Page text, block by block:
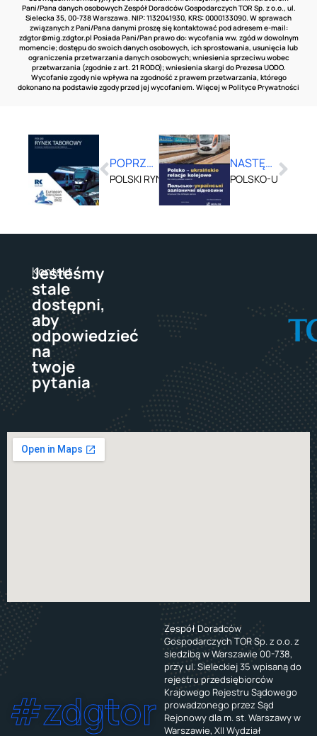
Pani/Pana danych osobowych Zespół Doradców Gospodarczych TOR Sp. z o.o., ul.
Sielecka 35, 00-738 Warszawa. NIP: 1132041930, KRS: 0000133090. W sprawach
związanych z Pani/Pana danymi proszę się kontaktować pod adresem e-mail:
zdgtor@mig.zdgtor.pl Posiada Pani/Pan prawo do: wycofania ww. zgód w dowolnym
momencie; dostępu do swoich danych osobowych, ich sprostowania, usunięcia lub
ograniczenia przetwarzania danych osobowych; wniesienia sprzeciwu wobec
przetwarzania (zgodnie z art. 21 RODO); wniesienia skargi do Prezesa UODO.
Wycofanie zgody nie wpływa na zgodność z prawem przetwarzania, którego
dokonano na podstawie zgody przed jej wycofaniem. Więcej wPolityce Prywatności
POPRZEDNI
POLSKI RYNEK TABOROWY A FUZJE I
NASTĘPNY
POLSKO-
Kontakt
Jesteśmy
stale
dostępni,
aby
odpowiedzieć
na
twoje
pytania
#zdgtor
Zespół Doradców
Gospodarczych TOR Sp. z o.o. z
siedzibą w Warszawie 00-738,
przy ul. Sieleckiej 35 wpisaną do
rejestru przedsiębiorców
Krajowego Rejestru Sądowego
prowadzonego przez Sąd
Rejonowy dla m. st. Warszawy w
Warszawie, XII Wydział